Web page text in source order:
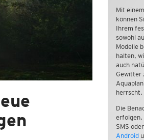
Mit
können
Ihrem
sowohl
Modelle
halten,
auch
Gewitter
herrscht.
Die
erfolgen.
SMS
Android